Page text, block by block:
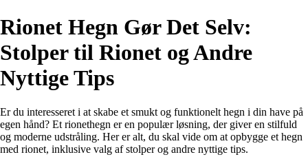
Rionet Hegn Gør Det Selv:
Stolper til Rionet og Andre
Nyttige Tips
Er du interesseret i at skabe et smukt og funktionelt hegn i din have på
egen hånd? Et rionethegn er en populær løsning, der giver en stilfuld
og moderne udstråling. Her er alt, du skal vide om at opbygge et hegn
med rionet, inklusive valg af stolper og andre nyttige tips.